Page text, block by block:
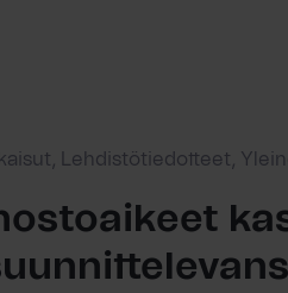
Lehdistötiedotteet,